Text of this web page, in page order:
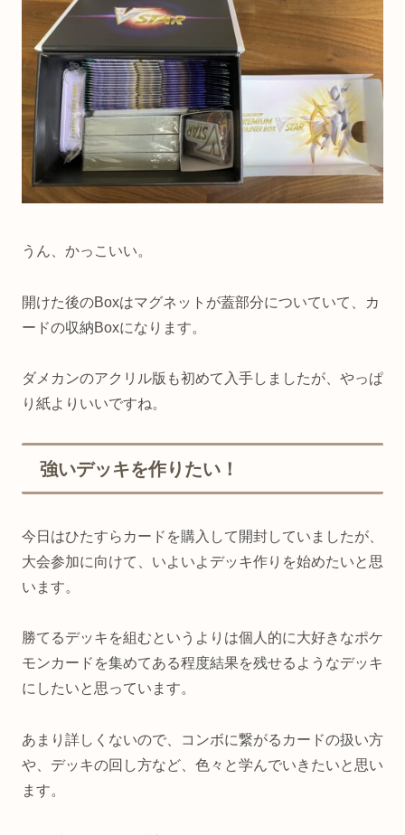
うん、かっこいい。
開けた後のBoxはマグネットが蓋部分についていて、カ
ードの収納Boxになります。
ダメカンのアクリル版も初めて入手しましたが、やっぱ
り紙よりいいですね。
強いデッキを作りたい！
今日はひたすらカードを購入して開封していましたが、
大会参加に向けて、いよいよデッキ作りを始めたいと思
います。
勝てるデッキを組むというよりは個人的に大好きなポケ
モンカードを集めてある程度結果を残せるようなデッキ
にしたいと思っています。
あまり詳しくないので、コンボに繋がるカードの扱い方
や、デッキの回し方など、色々と学んでいきたいと思い
ます。